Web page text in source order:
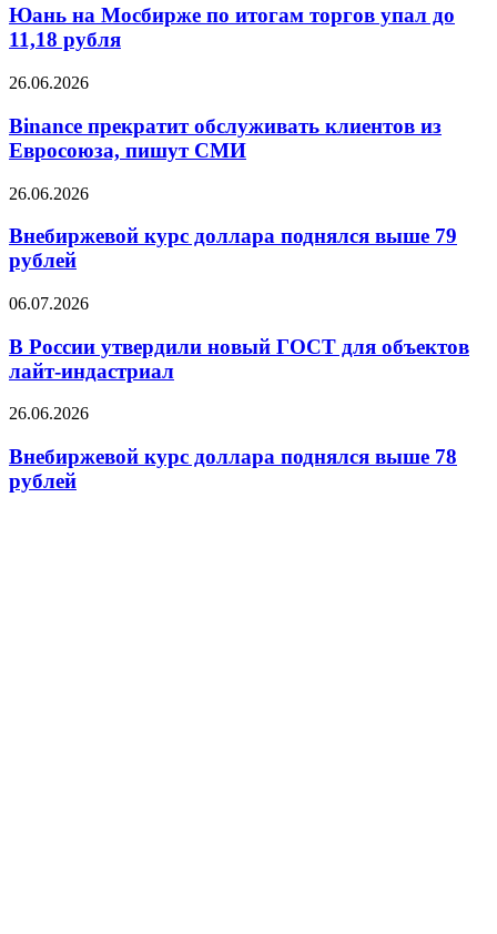
триллионы
рублей
Мосбирже
по
итогам
упал
11,18
рубля
Юань на Мосбирже по итогам торгов упал до
11,18 рубля
Binance
обслуживать
клиентов
из
пишут
26.06.2026
Binance прекратит обслуживать клиентов из
Евросоюза, пишут СМИ
Внебиржевой
доллара
поднялся
выше
рублей
26.06.2026
Внебиржевой курс доллара поднялся выше 79
рублей
В
утвердили
новый
ГОСТ
объектов
индастриал
06.07.2026
В России утвердили новый ГОСТ для объектов
лайт-индастриал
Внебиржевой
доллара
поднялся
выше
26.06.2026
Внебиржевой курс доллара поднялся выше 78
рублей